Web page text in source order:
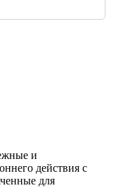
и
действия с
для